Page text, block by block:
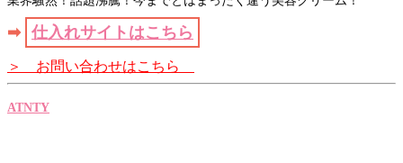
➡ 仕入れサイトはこちら
＞ お問い合わせはこちら
ATNTY